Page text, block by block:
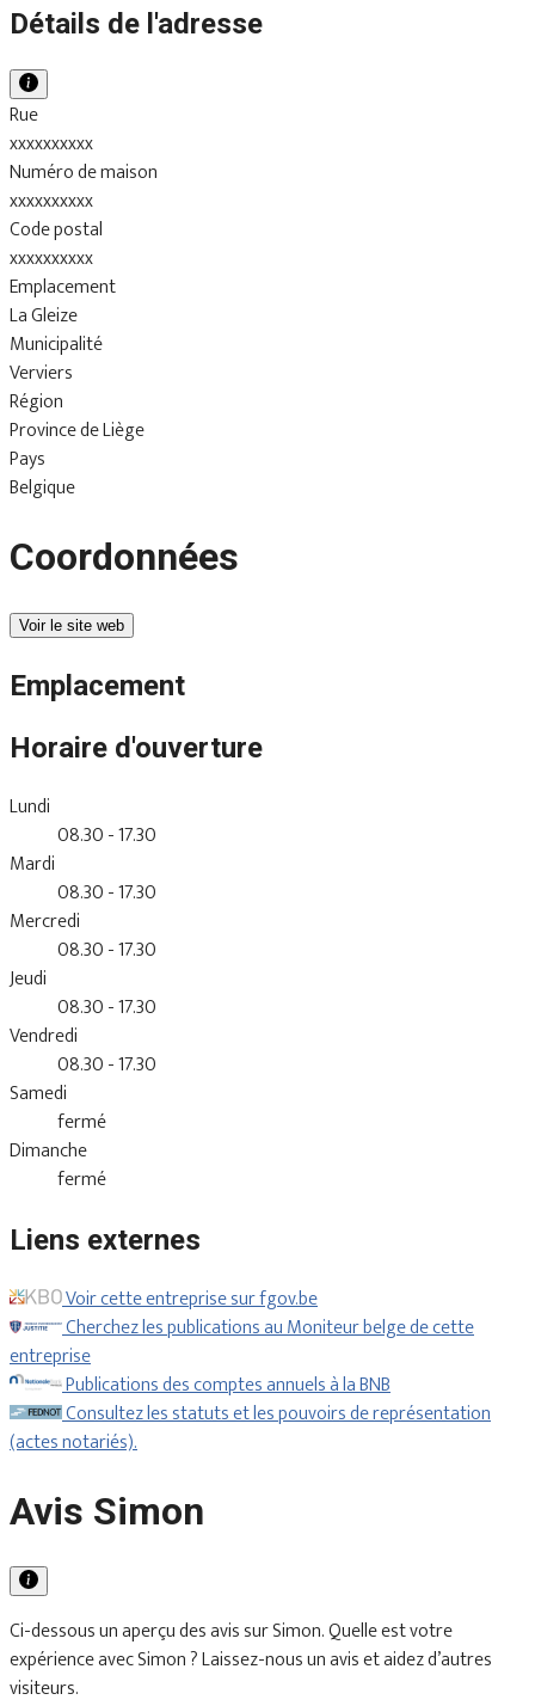
Détails de l'adresse
Rue
xxxxxxxxxx
Numéro de maison
xxxxxxxxxx
Code postal
xxxxxxxxxx
Emplacement
La Gleize
Municipalité
Verviers
Région
Province de Liège
Pays
Belgique
Coordonnées
Voir le site web
Emplacement
Horaire d'ouverture
Lundi
08.30 - 17.30
Mardi
08.30 - 17.30
Mercredi
08.30 - 17.30
Jeudi
08.30 - 17.30
Vendredi
08.30 - 17.30
Samedi
fermé
Dimanche
fermé
Liens externes
Voir cette entreprise sur fgov.be
Cherchez les publications au Moniteur belge de cette
entreprise
Publications des comptes annuels à la BNB
Consultez les statuts et les pouvoirs de représentation
(actes notariés).
Avis Simon
Ci-dessous un aperçu des avis sur Simon. Quelle est votre
expérience avec Simon ? Laissez-nous un avis et aidez d’autres
visiteurs.